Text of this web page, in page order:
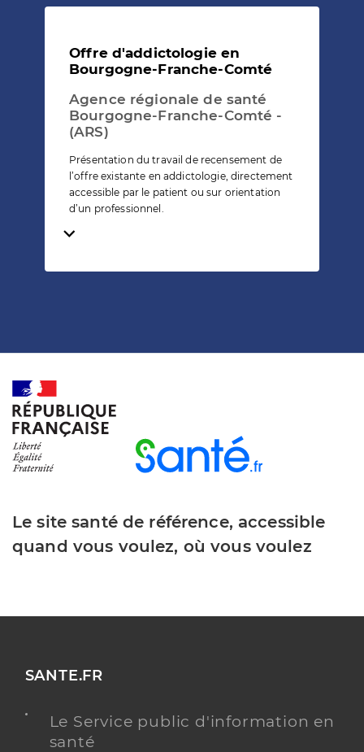
Offre d'addictologie en
Bourgogne-Franche-Comté
Agence régionale de santé
Bourgogne-Franche-Comté -
(ARS)
Présentation du travail de recensement de
l’offre existante en addictologie, directement
accessible par le patient ou sur orientation
d’un professionnel.
Temps de lecture
Le site santé de référence, accessible
quand vous voulez, où vous voulez
SANTE.FR
Le Service public d'information en
santé